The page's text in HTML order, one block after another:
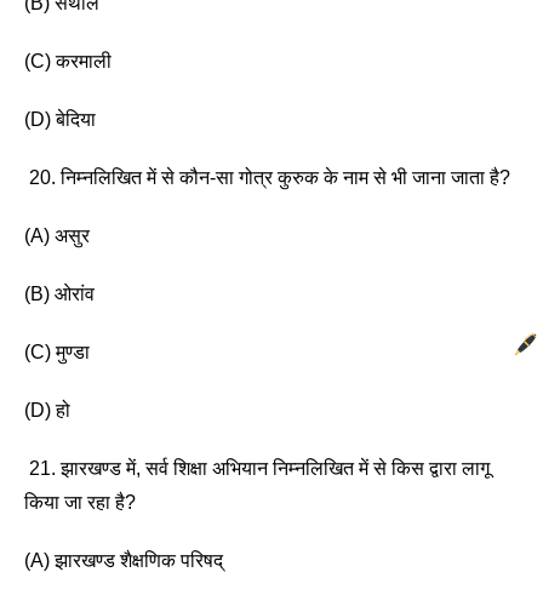
(C) करमाली
(D) बेदिया
20. निम्नलिखित में से कौन-सा गोत्र कुरुक के नाम से भी जाना जाता है?
(A) असुर
(B) ओरांव
(C) मुण्डा
(D) हो
21. झारखण्ड में, सर्व शिक्षा अभियान निम्नलिखित में से किस द्वारा लागू
किया जा रहा है?
(A) झारखण्ड शैक्षणिक परिषद्